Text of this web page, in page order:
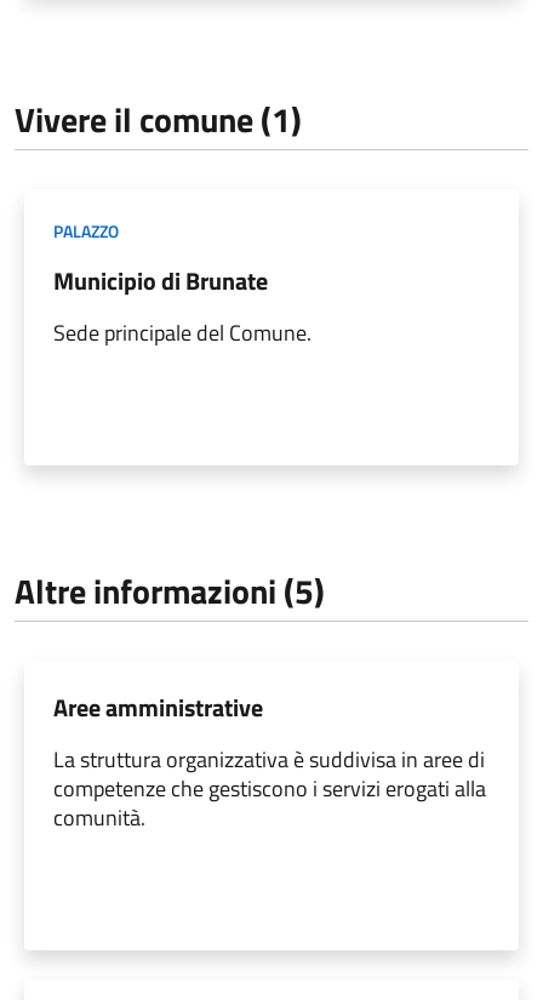
Vivere il comune (1)
PALAZZO
Municipio di Brunate
Sede principale del Comune.
Altre informazioni (5)
Aree amministrative
La struttura organizzativa è suddivisa in aree di
competenze che gestiscono i servizi erogati alla
comunità.